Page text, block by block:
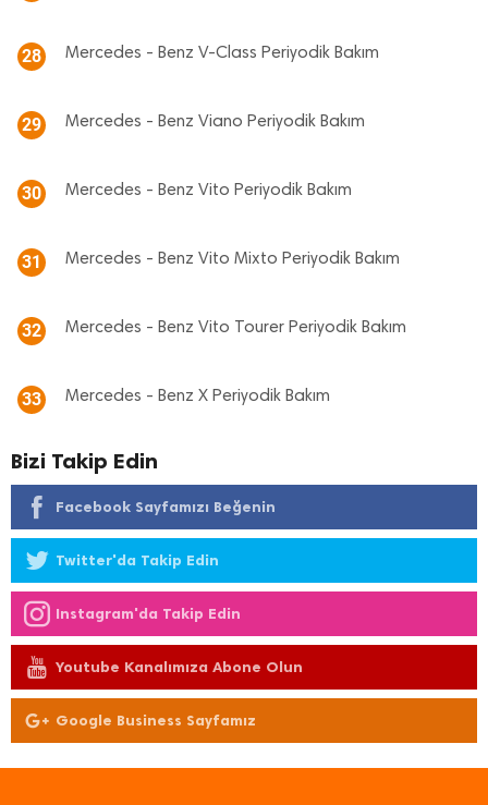
28 Mercedes - Benz V-Class Periyodik Bakım
29 Mercedes - Benz Viano Periyodik Bakım
30 Mercedes - Benz Vito Periyodik Bakım
31 Mercedes - Benz Vito Mixto Periyodik Bakım
32 Mercedes - Benz Vito Tourer Periyodik Bakım
33 Mercedes - Benz X Periyodik Bakım
Bizi Takip Edin
Facebook Sayfamızı Beğenin
Twitter'da Takip Edin
Instagram'da Takip Edin
Youtube Kanalımıza Abone Olun
Google Business Sayfamız